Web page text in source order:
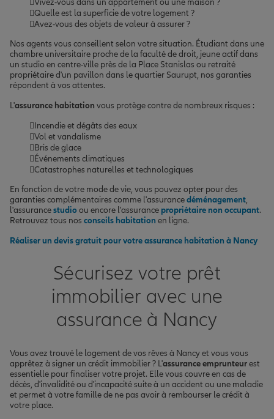
Quelle est la superficie de votre logement ?
Avez-vous des objets de valeur à assurer ?
Nos agents vous conseillent selon votre situation. Étudiant dans une
chambre universitaire proche de la faculté de droit, jeune actif dans
un studio en centre-ville près de la Place Stanislas ou retraité
propriétaire d'un pavillon dans le quartier Saurupt, nos garanties
répondent à vos attentes.
L'assurance habitation vous protège contre de nombreux risques :
Incendie et dégâts des eaux
Vol et vandalisme
Bris de glace
Événements climatiques
Catastrophes naturelles et technologiques
En fonction de votre mode de vie, vous pouvez opter pour des
garanties complémentaires comme l'assurancedéménagement,
l'assurancestudioou encore l'assurance propriétaire non occupant.
Retrouvez tous nos conseils habitation en ligne.
Réaliser un devis gratuit pour votre assurance habitation à Nancy
Sécurisez votre prêt
immobilier avec une
assurance à Nancy
Vous avez trouvé le logement de vos rêves à Nancy et vous vous
apprêtez à signer un crédit immobilier ? L'assurance emprunteurest
essentielle pour finaliser votre projet. Elle vous couvre en cas de
décès, d'invalidité ou d'incapacité suite à un accident ou une maladie
et permet à votre famille de ne pas avoir à rembourser le crédit à
votre place.